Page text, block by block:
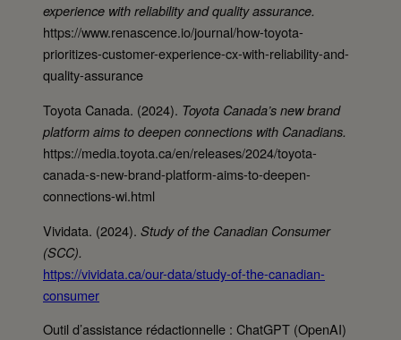
experience with reliability and quality assurance.
https://www.renascence.io/journal/how-toyota-
prioritizes-customer-experience-cx-with-reliability-and-
quality-assurance
Toyota Canada. (2024). Toyota Canada’s new brand
platform aims to deepen connections with Canadians.
https://media.toyota.ca/en/releases/2024/toyota-
canada-s-new-brand-platform-aims-to-deepen-
connections-wi.html
Vividata. (2024). Study of the Canadian Consumer
(SCC).
https://vividata.ca/our-data/study-of-the-canadian-
consumer
Outil d’assistance rédactionnelle : ChatGPT (OpenAI)